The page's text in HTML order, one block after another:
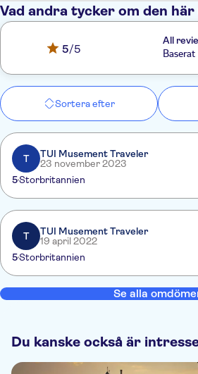
Vad andra tycker om den här
5/5
All
Sortera efter
T
TUI Musement Traveler
23 november 2023
5Storbritannien
T
TUI Musement Traveler
19 april 2022
5Storbritannien
Se alla
Du kanske också är